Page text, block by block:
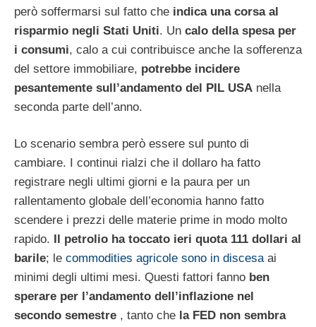
però soffermarsi sul fatto che indica una corsa al
risparmio negli Stati Uniti. Un calo della spesa per
i consumi, calo a cui contribuisce anche la sofferenza
del settore immobiliare, potrebbe incidere
pesantemente sull’andamento del PIL USA nella
seconda parte dell’anno.
Lo scenario sembra però essere sul punto di
cambiare. I continui rialzi che il dollaro ha fatto
registrare negli ultimi giorni e la paura per un
rallentamento globale dell’economia hanno fatto
scendere i prezzi delle materie prime in modo molto
rapido.
Il petrolio ha toccato ieri quota 111 dollari al
barile; le commodities agricole sono in discesa ai
minimi degli ultimi mesi. Questi fattori fanno ben
sperare per l’andamento dell’inflazione nel
secondo semestre , tanto che la FED non sembra